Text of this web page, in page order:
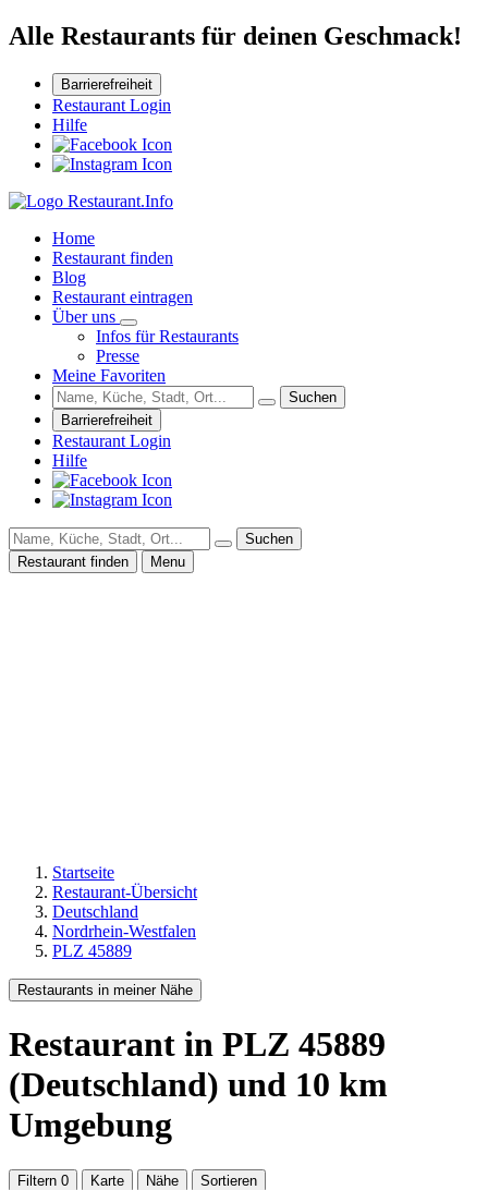
Alle Restaurants für deinen Geschmack!
Barrierefreiheit
Restaurant Login
Hilfe
Home
Restaurant finden
Blog
Restaurant eintragen
Über uns
Infos für Restaurants
Presse
Meine Favoriten
Suchen
Barrierefreiheit
Restaurant Login
Hilfe
Suchen
Restaurant finden
Menu
Startseite
Restaurant-Übersicht
Deutschland
Nordrhein-Westfalen
PLZ 45889
Restaurants in meiner Nähe
Restaurant in PLZ 45889
(Deutschland) und 10 km
Umgebung
Filtern 0 Karte Nähe Sortieren